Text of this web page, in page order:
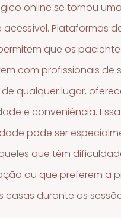
online se tornou
acessível. Plataformas
que os
com profissionais de
qualquer lugar,
e conveniência. Essa
pode ser
que têm
ou que preferem a
casas durante as